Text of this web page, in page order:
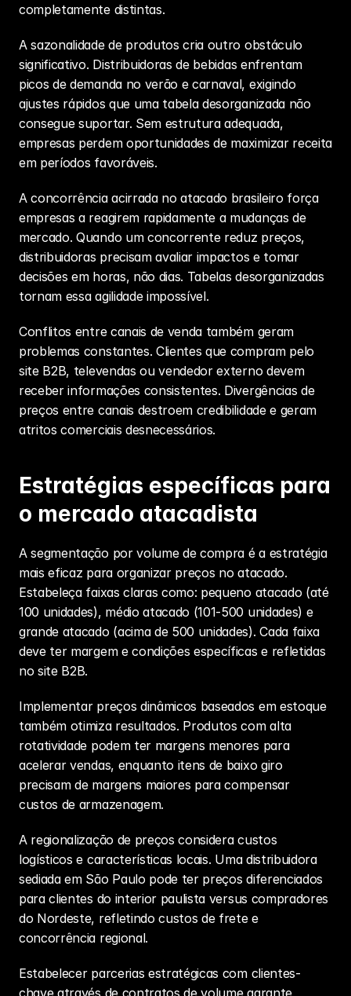
completamente distintas.
A sazonalidade de produtos cria outro obstáculo
significativo. Distribuidoras de bebidas enfrentam
picos de demanda no verão e carnaval, exigindo
ajustes rápidos que uma tabela desorganizada não
consegue suportar. Sem estrutura adequada,
empresas perdem oportunidades de maximizar receita
em períodos favoráveis.
A concorrência acirrada no atacado brasileiro força
empresas a reagirem rapidamente a mudanças de
mercado. Quando um concorrente reduz preços,
distribuidoras precisam avaliar impactos e tomar
decisões em horas, não dias. Tabelas desorganizadas
tornam essa agilidade impossível.
Conflitos entre canais de venda também geram
site B2B, televendas ou vendedor externo devem
receber informações consistentes. Divergências de
preços entre canais destroem credibilidade e geram
atritos comerciais desnecessários.
Estratégias específicas para
o mercado atacadista
A segmentação por volume de compra é a estratégia
mais eficaz para organizar preços no atacado.
Estabeleça faixas claras como: pequeno atacado (até
100 unidades), médio atacado (101-500 unidades) e
grande atacado (acima de 500 unidades). Cada faixa
deve ter margem e condições específicas e refletidas
no site B2B.
Implementar preços dinâmicos baseados em estoque
também otimiza resultados. Produtos com alta
rotatividade podem ter margens menores para
acelerar vendas, enquanto itens de baixo giro
precisam de margens maiores para compensar
custos de armazenagem.
A regionalização de preços considera custos
logísticos e características locais. Uma distribuidora
sediada em São Paulo pode ter preços diferenciados
para clientes do interior paulista versus compradores
do Nordeste, refletindo custos de frete e
concorrência regional.
Estabelecer parcerias estratégicas com clientes-
chave através de contratos de volume garante